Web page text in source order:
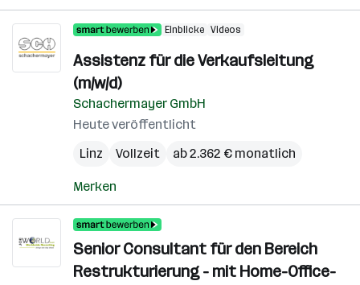
Einblicke Videos
Assistenz für die Verkaufsleitung
(m/w/d)
Schachermayer GmbH
Heute veröffentlicht
Linz
Vollzeit ab 2.362 € monatlich
Merken
Senior Consultant für den Bereich
Restrukturierung - mit Home-Office-